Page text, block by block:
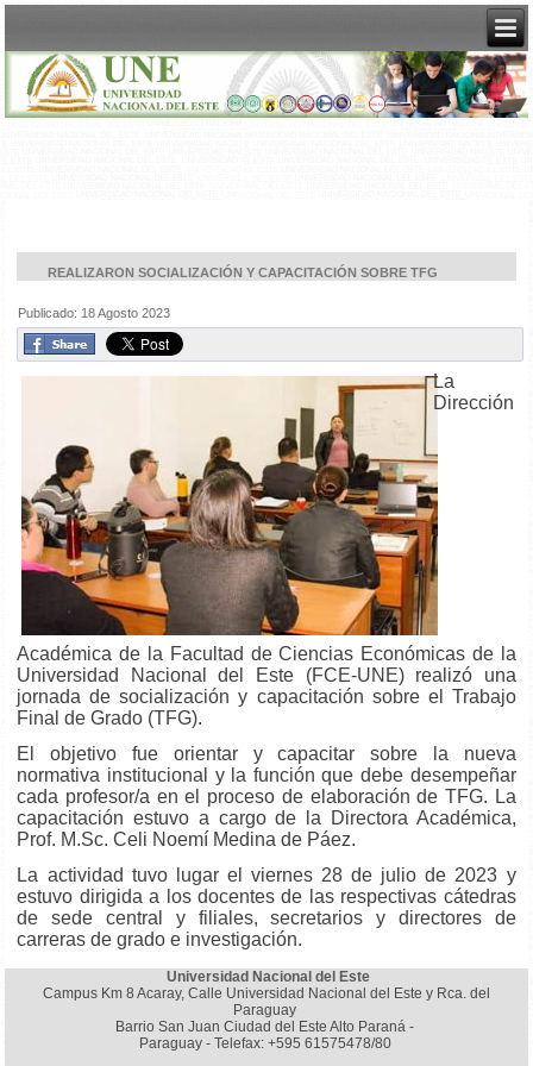
REALIZARON SOCIALIZACIÓN Y CAPACITACIÓN SOBRE TFG
Publicado: 18 Agosto 2023
La
Dirección
Académica de la Facultad de Ciencias Económicas de la
Universidad Nacional del Este (FCE-UNE) realizó una
jornada de socialización y capacitación sobre el Trabajo
Final de Grado (TFG).
El objetivo fue orientar y capacitar sobre la nueva
normativa institucional y la función que debe desempeñar
cada profesor/a en el proceso de elaboración de TFG. La
capacitación estuvo a cargo de la Directora Académica,
Prof. M.Sc.Celi Noemí Medina de Páez.
La actividad tuvo lugar el viernes 28 de julio de 2023 y
estuvo dirigida a los docentes de las respectivas cátedras
de sede central y filiales, secretarios y directores de
carreras de grado e investigación.
Universidad Nacional del Este
Campus Km 8 Acaray, Calle Universidad Nacional del Este y Rca. del
Paraguay
Barrio San Juan Ciudad del Este Alto Paraná -
Paraguay - Telefax: +595 61575478/80